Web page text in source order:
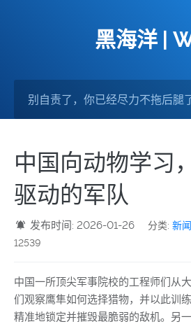
黑海洋 |
中国向动物学习
驱动的军队
发布时间: 2026-01-26 分类:新
12539
中国一所顶尖军事院校的工程师们从
们观察鹰隼如何选择猎物，并以此训
精准地锁定并摧毁最脆弱的敌机。另